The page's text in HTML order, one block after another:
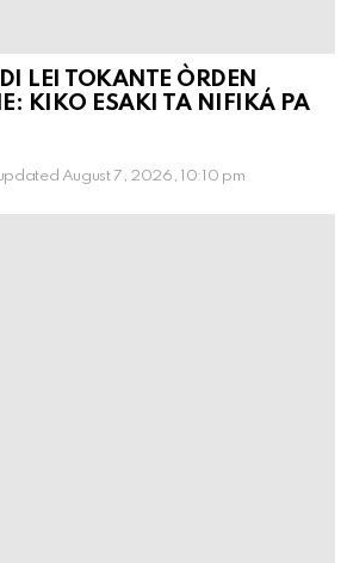
LEI TOKANTE ÒRDEN
KIKO ESAKI TA NIFIKÁ PA
August 7, 2026, 10:10 pm